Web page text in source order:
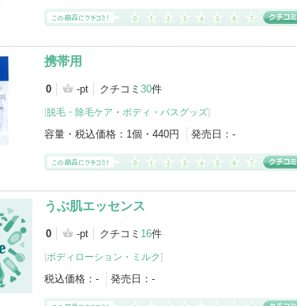
携帯用
0 -pt クチコミ 30件
[脱毛・除毛ケア ・ ボディ・バスグッズ]
容量・税込価格： 1個・440円 発売日： -
うぶ肌エッセンス
0 -pt クチコミ 16件
[ボディローション・ミルク]
税込価格： - 発売日： -